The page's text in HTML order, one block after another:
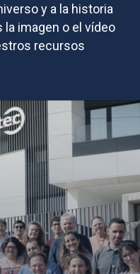
y a la historia
la imagen o el vídeo
recursos